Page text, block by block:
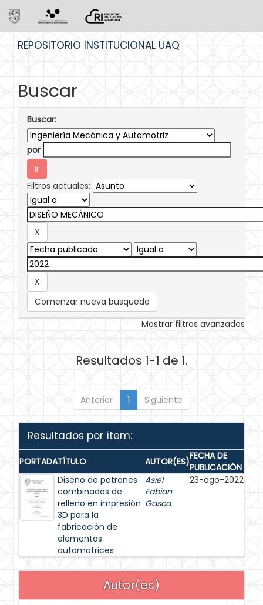
REPOSITORIO INSTITUCIONAL UAQ
Buscar
Buscar:
por
Filtros actuales:
Comenzar nueva busqueda
Mostrar filtros avanzados
Resultados 1-1 de 1.
Anterior 1 Siguiente
Resultados por ítem:
PORTADATÍTULO AUTOR(ES)FECHA DE
PUBLICACIÓN
Diseño de patrones
combinados de
relleno en impresión
3D para la
fabricación de
elementos
automotrices
Asiel
Fabian
Gasca
23-ago-2022
Autor(es)